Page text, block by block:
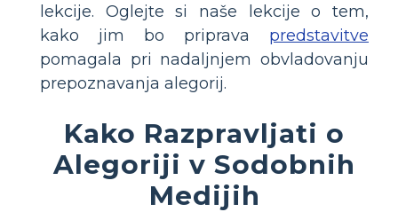
lekcije. Oglejte si naše lekcije o tem,
kako jim bo priprava predstavitve
pomagala pri nadaljnjem obvladovanju
prepoznavanja alegorij.
Kako Razpravljati o
Alegoriji v Sodobnih
Medijih